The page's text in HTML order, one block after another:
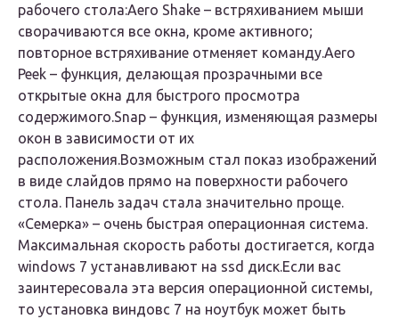
рабочего стола:Aero Shake – встряхиванием мыши
сворачиваются все окна, кроме активного;
повторное встряхивание отменяет команду.Aero
Peek – функция, делающая прозрачными все
открытые окна для быстрого просмотра
содержимого.Snap – функция, изменяющая размеры
окон в зависимости от их
расположения.Возможным стал показ изображений
в виде слайдов прямо на поверхности рабочего
стола. Панель задач стала значительно проще.
«Семерка» – очень быстрая операционная система.
Максимальная скорость работы достигается, когда
windows 7 устанавливают на ssd диск.Если вас
заинтересовала эта версия операционной системы,
то установка виндовс 7 на ноутбук может быть